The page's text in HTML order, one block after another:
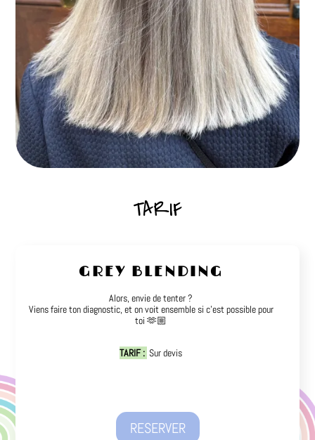
TARIF
GREY BLENDING
Alors, envie de tenter ?
Viens faire ton diagnostic, et on voit ensemble si c’est possible pour
toi 🫶🏼
TARIF : Sur devis
RESERVER